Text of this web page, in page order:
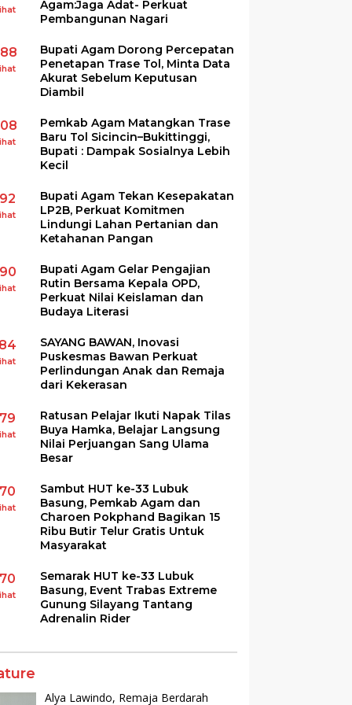
Agam:Jaga Adat- Perkuat
Pembangunan Nagari
Bupati Agam Dorong Percepatan
Penetapan Trase Tol, Minta Data
Akurat Sebelum Keputusan
Diambil
Pemkab Agam Matangkan Trase
Baru Tol Sicincin–Bukittinggi,
Bupati : Dampak Sosialnya Lebih
Kecil
Bupati Agam Tekan Kesepakatan
LP2B, Perkuat Komitmen
Lindungi Lahan Pertanian dan
Ketahanan Pangan
Bupati Agam Gelar Pengajian
Rutin Bersama Kepala OPD,
Perkuat Nilai Keislaman dan
Budaya Literasi
SAYANG BAWAN, Inovasi
Puskesmas Bawan Perkuat
Perlindungan Anak dan Remaja
dari Kekerasan
Ratusan Pelajar Ikuti Napak Tilas
Buya Hamka, Belajar Langsung
Nilai Perjuangan Sang Ulama
Besar
Sambut HUT ke-33 Lubuk
Basung, Pemkab Agam dan
Charoen Pokphand Bagikan 15
Ribu Butir Telur Gratis Untuk
Masyarakat
Semarak HUT ke-33 Lubuk
Basung, Event Trabas Extreme
Gunung Silayang Tantang
Adrenalin Rider
Alya Lawindo, Remaja Berdarah